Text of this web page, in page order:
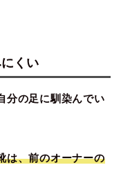
くい
分の足に馴染んでい
は、前のオーナーの